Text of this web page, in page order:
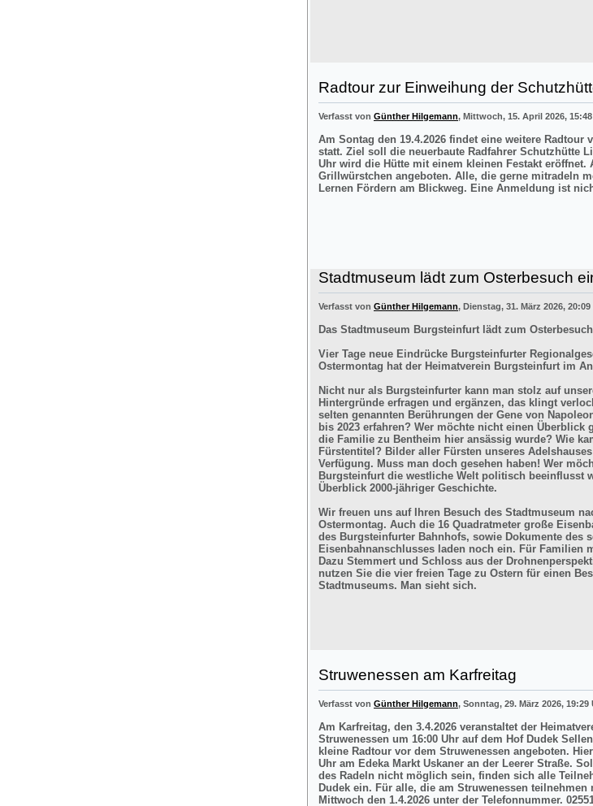
Radtour zur Einweihung der
Verfasst von Günther Hilgemann, Mittwoch, 15. April 2026,
Am Sontag den 19.4.2026 findet eine weitere Radtour
statt. Ziel soll die neuerbaute Radfahrer Schutzhütte
Uhr wird die Hütte mit einem kleinen Festakt eröffnet.
Grillwürstchen angeboten. Alle, die gerne mitradeln
Lernen Fördern am Blickweg. Eine Anmeldung ist
Stadtmuseum lädt zum Osterbesuch
Verfasst von Günther Hilgemann, Dienstag, 31. März 2026, 20:09
Das Stadtmuseum Burgsteinfurt lädt zum
Vier Tage neue Eindrücke Burgsteinfurter
Ostermontag hat der Heimatverein Burgsteinfurt im
Nicht nur als Burgsteinfurter kann man stolz auf
Hintergründe erfragen und ergänzen, das klingt
selten genannten Berührungen der Gene von
bis 2023 erfahren? Wer möchte nicht einen Überblick
die Familie zu Bentheim hier ansässig wurde? Wie
Fürstentitel? Bilder aller Fürsten unseres
Verfügung. Muss man doch gesehen haben! Wer
Burgsteinfurt die westliche Welt politisch beeinflusst
Überblick 2000-jähriger Geschichte.
Wir freuen uns auf Ihren Besuch des Stadtmuseum
Ostermontag. Auch die 16 Quadratmeter große
des Burgsteinfurter Bahnhofs, sowie Dokumente des
Eisenbahnanschlusses laden noch ein. Für Familien
Dazu Stemmert und Schloss aus der
nutzen Sie die vier freien Tage zu Ostern für einen
Stadtmuseums. Man sieht sich.
Struwenessen am Karfreitag
Verfasst von Günther Hilgemann, Sonntag, 29. März 2026, 19:29
Am Karfreitag, den 3.4.2026 veranstaltet der
Struwenessen um 16:00 Uhr auf dem Hof Dudek
kleine Radtour vor dem Struwenessen angeboten.
Uhr am Edeka Markt Uskaner an der Leerer Straße.
des Radeln nicht möglich sein, finden sich alle
Dudek ein. Für alle, die am Struwenessen
Mittwoch den 1.4.2026 unter der Telefonnummer.